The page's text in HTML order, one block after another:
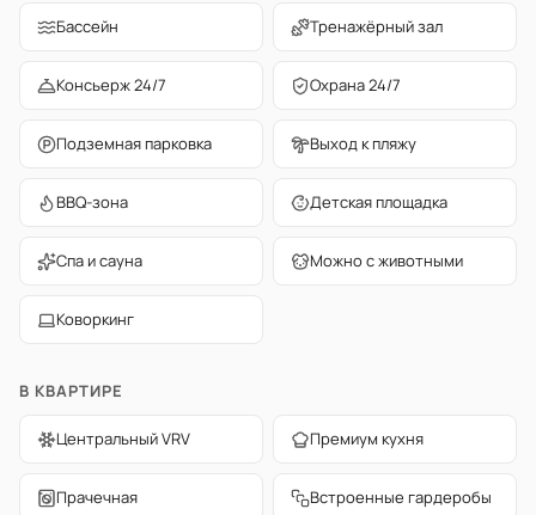
Бассейн Тренажёрный зал
Консьерж 24/7 Охрана 24/7
Подземная парковка Выход к пляжу
BBQ-зона Детская площадка
Спа и сауна Можно с животными
Коворкинг
В КВАРТИРЕ
Центральный VRV Премиум кухня
Прачечная Встроенные гардеробы